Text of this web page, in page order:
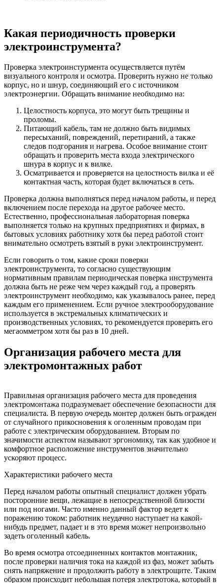
Какая периодичность проверки
электроинструмента?
Проверка электроинстурмента осуществляется путём
визуального контроля и осмотра. Проверить нужно не только
корпус, но и шнур, соединяющий его с источником
электроэнергии. Обращать внимание необходимо на:
Целостность корпуса, это могут быть трещины и
проломы.
Питающий кабель, там не должно быть видимых
пересыханий, повреждений, перетираний, а также
следов подгорания и нагрева. Особое внимание стоит
обращать и проверить места входа электрического
шнура в корпус и к вилке.
Осматривается и проверяется на целостность вилка и её
контактная часть, которая будет включаться в сеть.
Проверка должна выполняться перед началом работы, и перед
включением после перехода на другое рабочее место.
Естественно, профессиональная лабораторная поверка
выполняется только на крупных предприятиях и фирмах, в
бытовых условиях работнику хотя бы перед работой стоит
внимательно осмотреть взятый в руки электроинструмент.
Если говорить о том, какие сроки поверки
электроинструмента, то согласно существующим
нормативным правилам периодическая поверка инструмента
должна быть не реже чем через каждый год, а проверять
электроинструмент необходимо, как указывалось ранее, перед
каждым его применением. Если ручное электрооборудование
используется в экстремальных климатических и
производственных условиях, то рекомендуется проверять его
мегаомметром хотя бы раз в 10 дней.
Организация рабочего места для
электромонтажных работ
Правильная организация рабочего места для проведения
электромонтажа подразумевает обеспечение безопасности для
специалиста. В первую очередь монтер должен быть огражден
от случайного прикосновения к оголенным проводам при
работе с электрическим оборудованием. Вторым по
значимости аспектом называют эргономику, так как удобное и
комфортное расположение инструментов значительно
ускоряют процесс.
Характеристики рабочего места
Перед началом работы опытный специалист должен убрать
посторонние вещи, лежащие в непосредственной близости
или под ногами. Часто именно данный фактор ведет к
поражению током: работник неудачно наступает на какой-
нибудь предмет, падает и в это время может непроизвольно
задеть оголенный кабель.
Во время осмотра отсоединенных контактов монтажник,
после проверки наличия тока на каждой из фаз, может забыть
снять напряжение и продолжить работу в электрощите. Таким
образом происходит небольшая потеря электротока, который в